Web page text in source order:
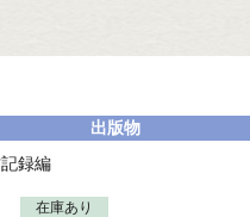
出版物
録編
在庫あり